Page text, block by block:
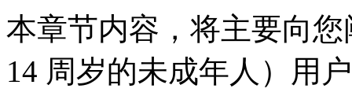
本章节内容，将主要向
14 周岁的未成年人）用